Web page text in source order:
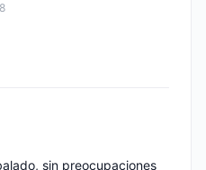
sin preocupaciones